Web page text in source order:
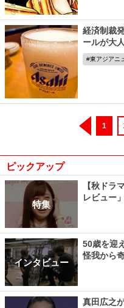
経済制裁
ールが大
東アジアニ
1
ピックアップ
特集
【秋ドラ
レビュー
インタビュー
50歳を迎
怪我から
真田広之